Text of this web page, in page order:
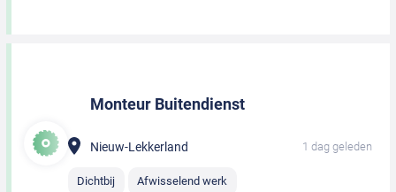
Monteur Buitendienst
Nieuw-Lekkerland 1 dag geleden
Dichtbij Afwisselend werk